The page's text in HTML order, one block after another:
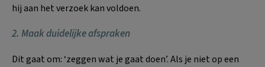
hij aan het verzoek kan voldoen.
2. Maak duidelijke afspraken
Dit gaat om: ‘zeggen wat je gaat doen’. Als je niet op een